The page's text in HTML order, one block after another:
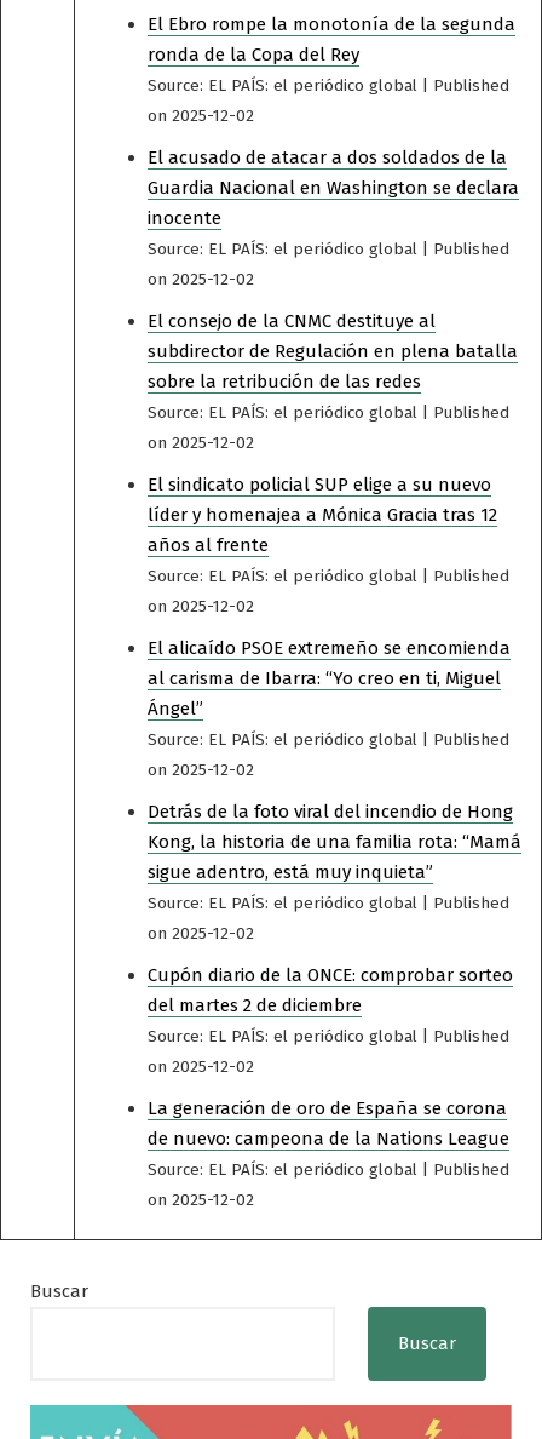
El Ebro rompe la monotonía de la segunda
ronda de la Copa del Rey
Source: EL PAÍS: el periódico global
Published
on 2025-12-02
El acusado de atacar a dos soldados de la
Guardia Nacional en Washington se declara
inocente
Source: EL PAÍS: el periódico global
Published
on 2025-12-02
El consejo de la CNMC destituye al
subdirector de Regulación en plena batalla
sobre la retribución de las redes
Source: EL PAÍS: el periódico global
Published
on 2025-12-02
El sindicato policial SUP elige a su nuevo
líder y homenajea a Mónica Gracia tras 12
años al frente
Source: EL PAÍS: el periódico global
Published
on 2025-12-02
El alicaído PSOE extremeño se encomienda
al carisma de Ibarra: “Yo creo en ti, Miguel
Ángel”
Source: EL PAÍS: el periódico global
Published
on 2025-12-02
Detrás de la foto viral del incendio de Hong
Kong, la historia de una familia rota: “Mamá
sigue adentro, está muy inquieta”
Source: EL PAÍS: el periódico global
Published
on 2025-12-02
Cupón diario de la ONCE: comprobar sorteo
del martes 2 de diciembre
Source: EL PAÍS: el periódico global
Published
on 2025-12-02
La generación de oro de España se corona
de nuevo: campeona de la Nations League
Source: EL PAÍS: el periódico global
Published
on 2025-12-02
Buscar
Buscar